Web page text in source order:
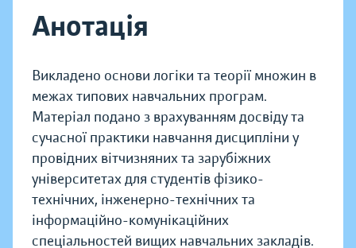
Анотація
Викладено основи логiки та теорiї множин в
межах типових навчальних програм.
Матерiал подано з врахуванням досвiду та
сучасної практики навчання дисциплiни у
провiдних вiтчизняних та зарубiжних
унiверситетах для студентів фiзико-
технiчних, iнженерно-технiчних та
iнформацiйно-комунiкацiйних
спецiальностей вищих навчальних закладiв.